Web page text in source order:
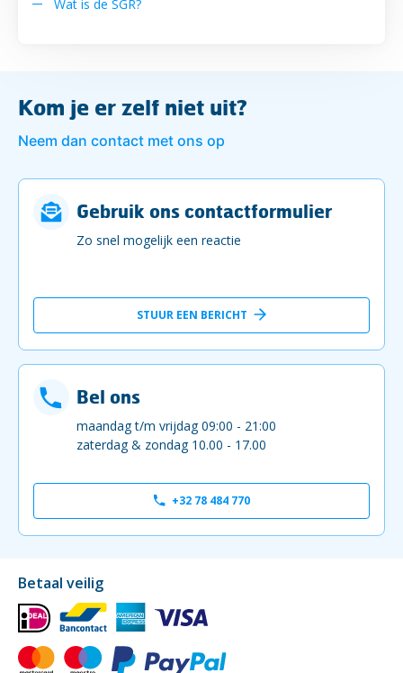
Wat is de SGR?
Kom je er zelf niet uit?
Neem dan contact met ons op
Gebruik ons contactformulier
Zo snel mogelijk een reactie
STUUR EEN BERICHT
Bel ons
maandag t/m vrijdag 09:00 - 21:00
zaterdag & zondag 10.00 - 17.00
+32 78 484 770
Betaal veilig